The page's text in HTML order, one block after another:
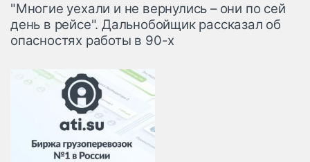
"Многие уехали и не вернулись – они по сей
день в рейсе". Дальнобойщик рассказал об
опасностях работы в 90-х